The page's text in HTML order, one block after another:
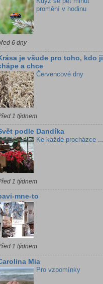
promění v hodinu
6 dny
je všude pro toho, kdo ji
a chce
Červencové dny
1 týdnem
podle Dandíka
Ke každé procházce ....
1 týdnem
mne-to
1 týdnem
Mia
Pro vzpomínky